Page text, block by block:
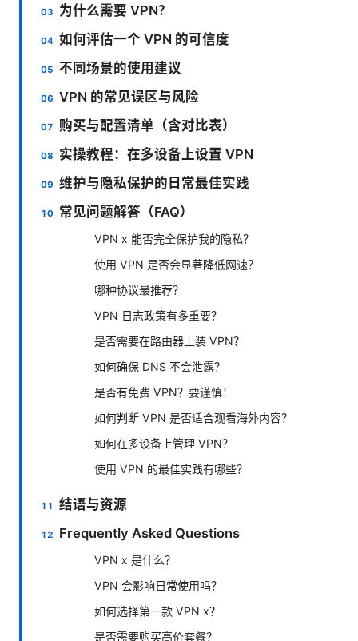
为什么需要 VPN？
如何评估一个 VPN 的可信度
不同场景的使用建议
VPN 的常见误区与风险
购买与配置清单（含对比表）
实操教程：在多设备上设置 VPN
维护与隐私保护的日常最佳实践
常见问题解答（FAQ）
VPN x 能否完全保护我的隐私？
使用 VPN 是否会显著降低网速？
哪种协议最推荐？
VPN 日志政策有多重要？
是否需要在路由器上装 VPN？
如何确保 DNS 不会泄露？
是否有免费 VPN？要谨慎！
如何判断 VPN 是否适合观看海外内容？
如何在多设备上管理 VPN？
使用 VPN 的最佳实践有哪些？
结语与资源
Frequently Asked Questions
VPN x 是什么？
VPN 会影响日常使用吗？
如何选择第一款 VPN x？
是否需要购买高价套餐？